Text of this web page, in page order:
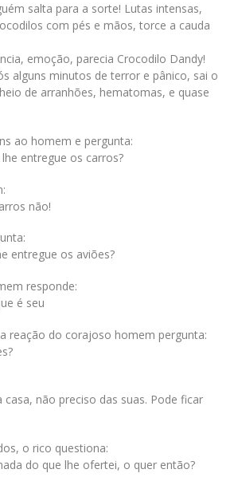
salta para a sorte! Lutas intensas,
com pés e mãos, torce a cauda
emoção, parecia Crocodilo Dandy!
alguns minutos de terror e pânico, sai o
de arranhões, hematomas, e quase
ao homem e pergunta:
entregue os carros?
não!
entregue os aviões?
responde:
é seu
reação do corajoso homem pergunta:
casa, não preciso das suas. Pode ficar
o rico questiona:
do que lhe ofertei, o quer então?